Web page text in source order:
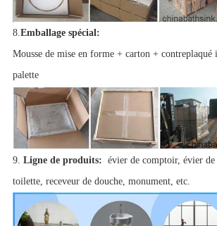
8.Emballage spécial:
Mousse de mise en forme + carton +
palette
9. Ligne de produits: évier de comptoir, évier
toilette, receveur de douche, monument, etc.